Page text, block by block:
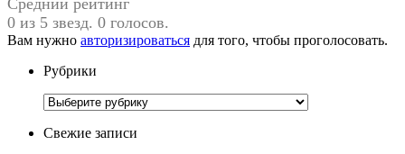
0 из 5 звезд. 0 голосов.
Вам нужно авторизироваться для того, чтобы проголосовать.
Рубрики
Рубрики
Свежие записи